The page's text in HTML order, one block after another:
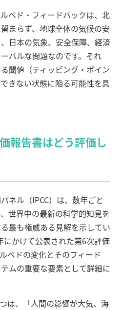
ベド・フィードバックは、北
まらず、地球全体の気候の安
日本の気象、安全保障、経済
バルな問題なのです。それ
閾値（ティッピング・ポイン
きない状態に陥る可能性を具
報告書はどう評価し
ネル（IPCC）は、数年ごと
世界中の最新の科学的知見を
最も権威ある見解を示してい
にかけて公表された第6次評価
ベドの変化とそのフィード
ムの重要な要素として詳細に
は、「人間の影響が大気、海